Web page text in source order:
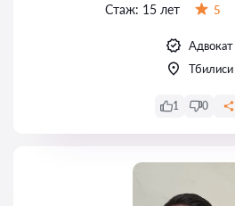
Стаж: 15 лет 5
Адвокат
Тбилиси
1 0